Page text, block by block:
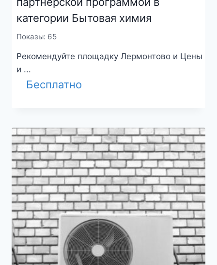
категории Бытовая химия
Показы: 65
Рекомендуйте площадку Лермонтово и Цены
и ...
Бесплатно